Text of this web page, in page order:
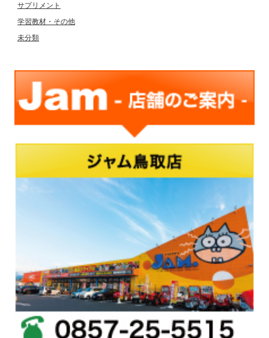
サプリメント
学習教材・その他
未分類